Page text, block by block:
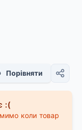
Порівняти
:(
коли товар